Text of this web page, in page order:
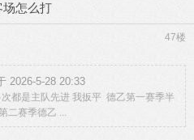
怎么打
47楼
2026-5-28 20:33
都是主队先进 我扳平 德乙第一赛季半
二赛季德乙 ...